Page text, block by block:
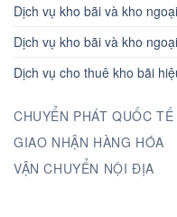
Dịch vụ kho bãi và kho
Dịch vụ kho bãi và kho
Dịch vụ cho thuê kho bãi
CHUYỂN PHÁT QUỐC TẾ
GIAO NHẬN HÀNG HÓA
VẬN CHUYỂN NỘI ĐỊA